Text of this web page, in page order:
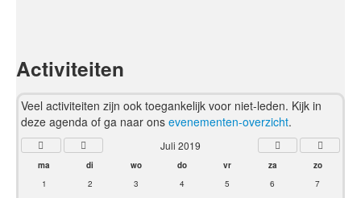
Activiteiten
Veel activiteiten zijn ook toegankelijk voor niet-leden. Kijk in
deze agenda of ga naar ons evenementen-overzicht.
Juli 2019
ma di wo do vr za
zo
1
2 3 4 5 6
7